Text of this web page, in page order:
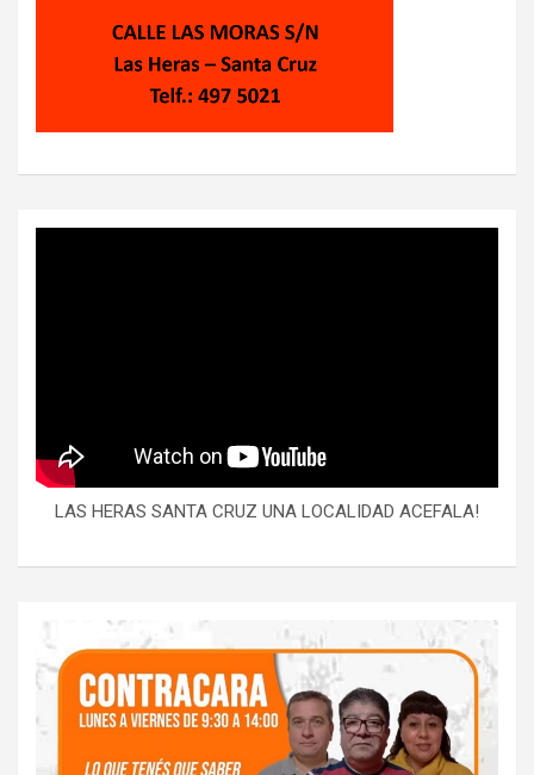
LAS HERAS SANTA CRUZ UNA LOCALIDAD ACEFALA!